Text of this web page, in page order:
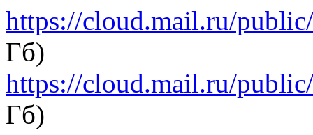
https://cloud.mail.ru/
Гб)
https://cloud.mail.ru/
Гб)